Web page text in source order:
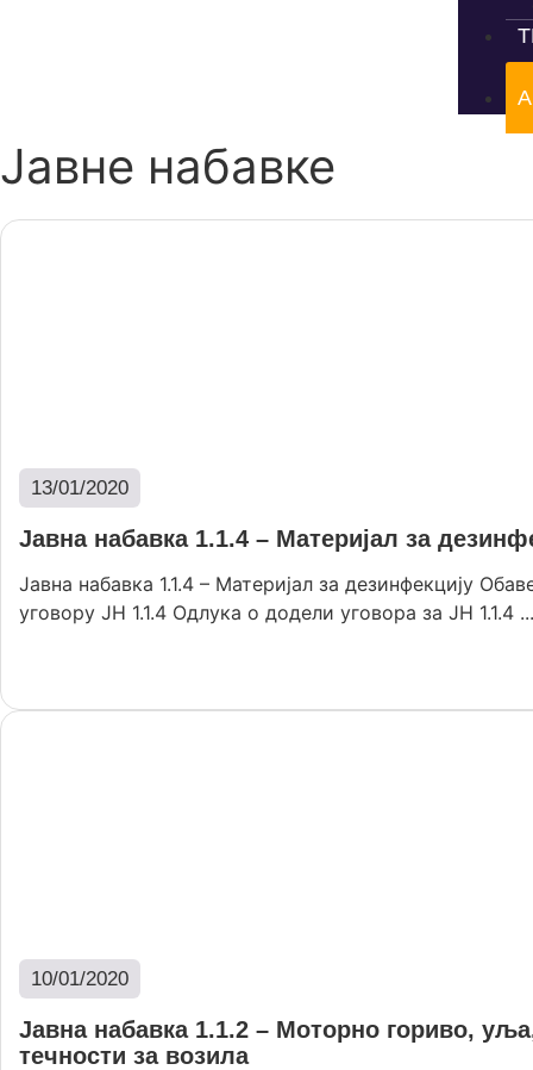
Јавне набавке
13/01/2020
Јавна набавка 1.1.4 – Материјал за
Јавна набавка 1.1.4 – Материјал за дезинфекцију
уговору ЈН 1.1.4 Одлука о додели уговора за ЈН 1.1.4 ...
10/01/2020
Јавна набавка 1.1.2 – Моторно гориво,
течности за возила